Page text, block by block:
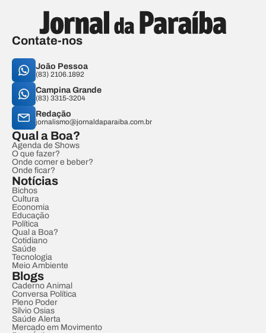
Contate-nos
João Pessoa
(83) 2106.1892
Campina Grande
(83) 3315-3204
Redação
jornalismo@jornaldaparaiba.com.br
Qual a Boa?
Agenda de Shows
O que fazer?
Onde comer e beber?
Onde ficar?
Notícias
Bichos
Cultura
Economia
Educação
Política
Qual a Boa?
Cotidiano
Saúde
Tecnologia
Meio Ambiente
Blogs
Caderno Animal
Conversa Política
Pleno Poder
Sílvio Osias
Saúde Alerta
Mercado em Movimento